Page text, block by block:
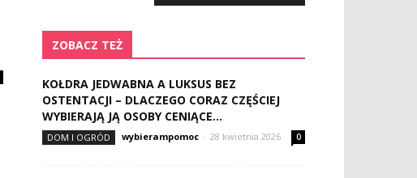
ZOBACZ TEŻ
KOŁDRA JEDWABNA A LUKSUS BEZ
OSTENTACJI – DLACZEGO CORAZ CZĘŚCIEJ
WYBIERAJĄ JĄ OSOBY CENIĄCE...
DOM I OGRÓD wybierampomoc - 28 kwietnia 2026 0